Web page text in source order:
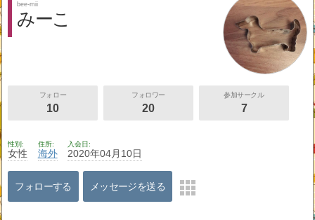
bee-mii
みーこ
フォロー
10
フォロワー
20
参加サークル
7
性別
女性
住所
海外
入会日
2020年04月10日
フォローする メッセージを送る